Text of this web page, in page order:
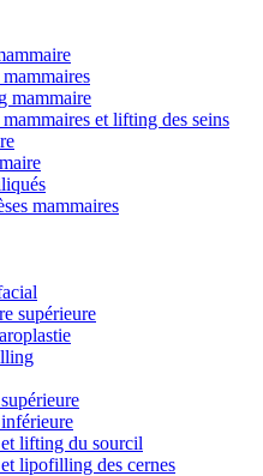
mammaire
mammaires et lifting des seins
mammaires
supérieure
lifting du sourcil
lipofilling des cernes